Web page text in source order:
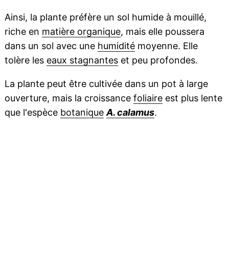
Ainsi, la plante préfère un sol humide à mouillé,
riche en matière organique, mais elle poussera
dans un sol avec une humiditémoyenne. Elle
tolère les eaux stagnanteset peu profondes.
La plante peut être cultivée dans un pot à large
ouverture, mais la croissance foliaireest plus lente
que l'espèce botanique A. calamus.